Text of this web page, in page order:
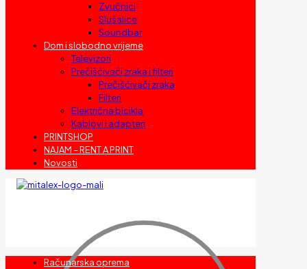
Zvučnici
Slušalice
Soundbar
Dom i slobodno vrijeme
Televizori
Prečišćivači zraka i filteri
Prečišćivači zraka
Filteri
Električna bicikla
Kablovi i adapteri
PRINTSHOP
NAJAM – RENT A PRINT
Novosti
Računarska oprema